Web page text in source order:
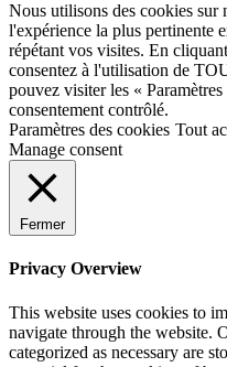
Nous utilisons des cookies
l'expérience la plus pertinente
répétant vos visites. En
consentez à l'utilisation de
pouvez visiter les «
consentement contrôlé.
Paramètres des cookies Tout
Manage consent
Fermer
Privacy Overview
This website uses cookies to
navigate through the website.
categorized as necessary are